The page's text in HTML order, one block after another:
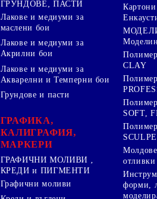
ГРУНДОВЕ, ПАСТИ
Лакове и медиуми за
маслени бои
Лакове и медиуми за
Акрилни бои
Лакове и медиуми за
Акварелни и Темперни бои
Грундове и пасти
ГРАФИКА,
КАЛИГРАФИЯ,
МАРКЕРИ
ГРАФИЧНИ МОЛИВИ ,
КРЕДИ и ПИГМЕНТИ
Графични моливи
CLAY
SOFT,
отливки
форми,